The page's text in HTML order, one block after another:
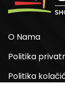
O Nama
Politika
Politika